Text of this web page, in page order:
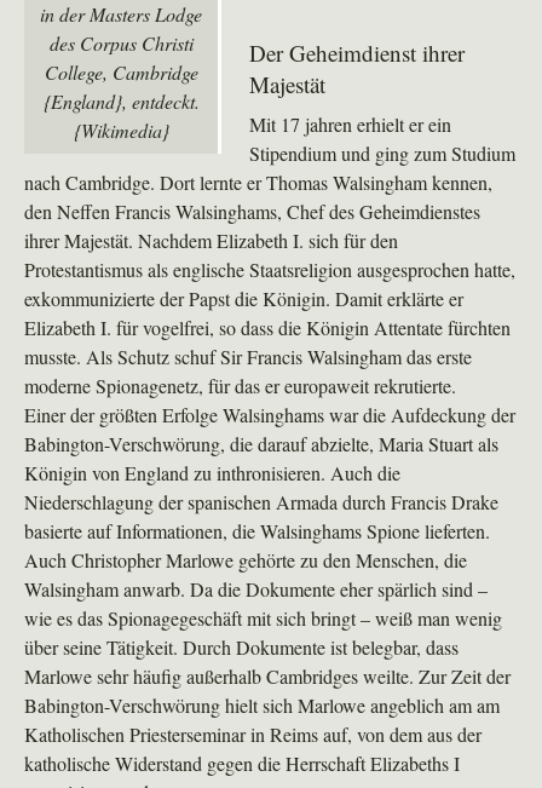
in der Masters Lodge
des Corpus Christi
College, Cambridge
{England}, entdeckt.
{Wikimedia}
Der Geheimdienst ihrer
Majestät
Mit 17 jahren erhielt er ein
Stipendium und ging zum Studium
nach Cambridge. Dort lernte er Thomas Walsingham kennen,
den Neffen Francis Walsinghams, Chef des Geheimdienstes
ihrer Majestät. Nachdem Elizabeth I. sich für den
Protestantismus als englische Staatsreligion ausgesprochen hatte,
exkommunizierte der Papst die Königin. Damit erklärte er
Elizabeth I. für vogelfrei, so dass die Königin Attentate fürchten
musste. Als Schutz schuf Sir Francis Walsingham das erste
moderne Spionagenetz, für das er europaweit rekrutierte.
Einer der größten Erfolge Walsinghams war die Aufdeckung der
Babington-Verschwörung, die darauf abzielte, Maria Stuart als
Königin von England zu inthronisieren. Auch die
Niederschlagung der spanischen Armada durch Francis Drake
basierte auf Informationen, die Walsinghams Spione lieferten.
Auch Christopher Marlowe gehörte zu den Menschen, die
Walsingham anwarb. Da die Dokumente eher spärlich sind –
wie es das Spionagegeschäft mit sich bringt – weiß man wenig
über seine Tätigkeit. Durch Dokumente ist belegbar, dass
Marlowe sehr häufig außerhalb Cambridges weilte. Zur Zeit der
Babington-Verschwörung hielt sich Marlowe angeblich am am
Katholischen Priesterseminar in Reims auf, von dem aus der
katholische Widerstand gegen die Herrschaft Elizabeths I